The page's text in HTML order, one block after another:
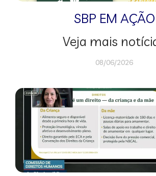
SBP EM AÇÃO
Veja mais
08/06/2026